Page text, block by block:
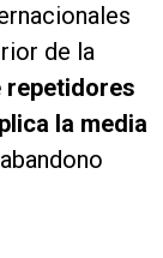
de la
repetidores
la media